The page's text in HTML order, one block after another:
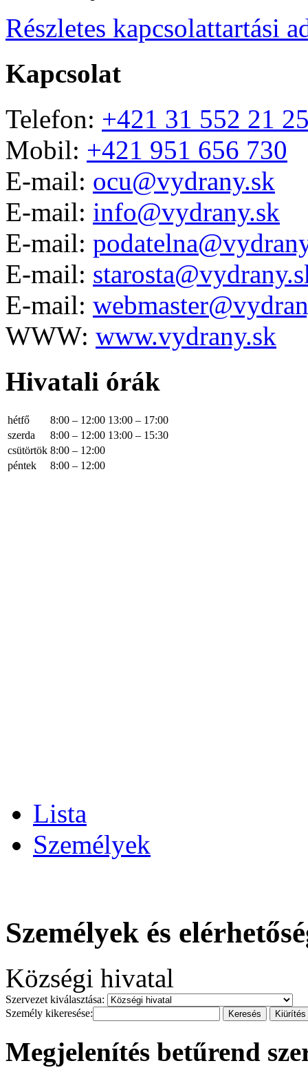
Részletes kapcsolattartási
Kapcsolat
Telefon: +421 31 552 21
Mobil: +421 951 656 730
E-mail: ocu@vydrany.sk
E-mail: info@vydrany.sk
E-mail:
E-mail:
E-mail:
WWW: www.vydrany.sk
Hivatali órák
hétfő 8:00 – 12:00 13:00 – 17:00
szerda
8:00 – 12:00 13:00 – 15:30
csütörtök 8:00 – 12:00
péntek
8:00 – 12:00
Lista
Személyek
Személyek és
Községi hivatal
Szervezet kiválasztása:
Személy kikeresése:
Megjelenítés betűrend